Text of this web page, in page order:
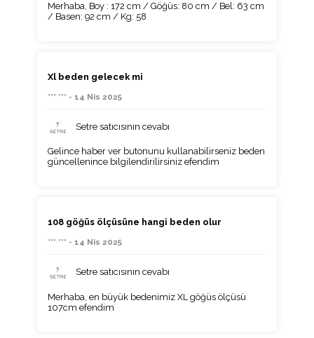
Merhaba, Boy : 172 cm / Göğüs: 80 cm / Bel: 63 cm
/ Basen: 92 cm / Kg: 58
Xl beden gelecek mi
*** *** - 14 Nis 2025
Setre satıcısının cevabı
Gelince haber ver butonunu kullanabilirseniz beden
güncellenince bilgilendirilirsiniz efendim
108 göğüs ölçüsüne hangi beden olur
*** *** - 14 Nis 2025
Setre satıcısının cevabı
Merhaba, en büyük bedenimiz XL göğüs ölçüsü
107cm efendim